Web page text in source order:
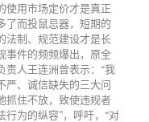
使用市场定价才是真正
了而投鼠忌器，短期的
法制、规范建设才是长
事件的频频爆出，原全
责人王连洲曾表示：“我
严、诚信缺失的三大问
抓住不放，致使违规者
为的纵容”，呼吁，“对